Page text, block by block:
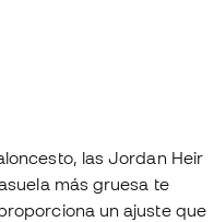
las Jordan Heir
más gruesa te
un ajuste que